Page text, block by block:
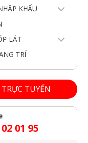
KHẨU
LÁT
TRÍ
TUYẾN
01 95